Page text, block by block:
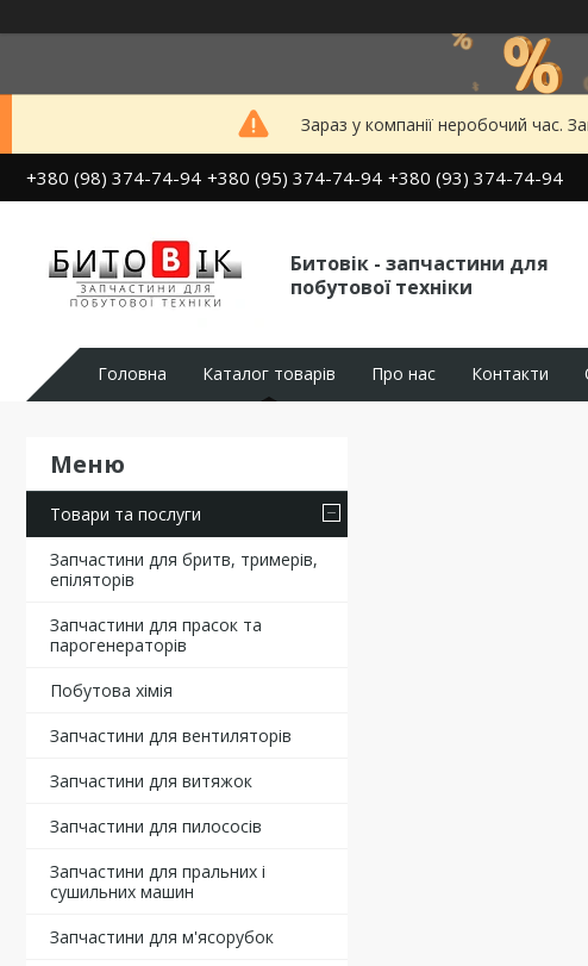
Зараз у компанії неробочий час.
+380 (98) 374-74-94 +380 (95) 374-74-94 +380 (93) 374-74-94
Битовік - запчастини для
побутової техніки
Головна Каталог товарів Про нас Контакти
Товари та послуги
Запчастини для бритв, тримерів,
епіляторів
Запчастини для прасок та
парогенераторів
Побутова хімія
Запчастини для вентиляторів
Запчастини для витяжок
Запчастини для пилососів
Запчастини для пральних і
сушильних машин
Запчастини для м'ясорубок